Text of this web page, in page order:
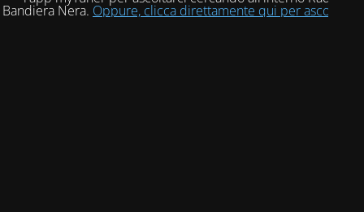
Bandiera Nera. Oppure, clicca direttamente qui per ascoltarci!